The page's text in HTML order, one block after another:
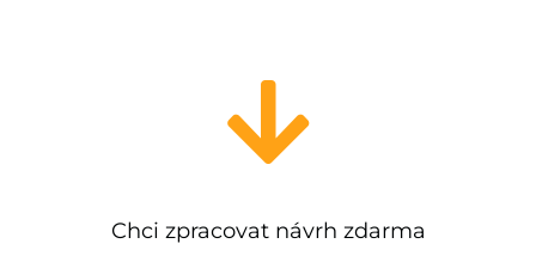
Chci zpracovat návrh zdarma